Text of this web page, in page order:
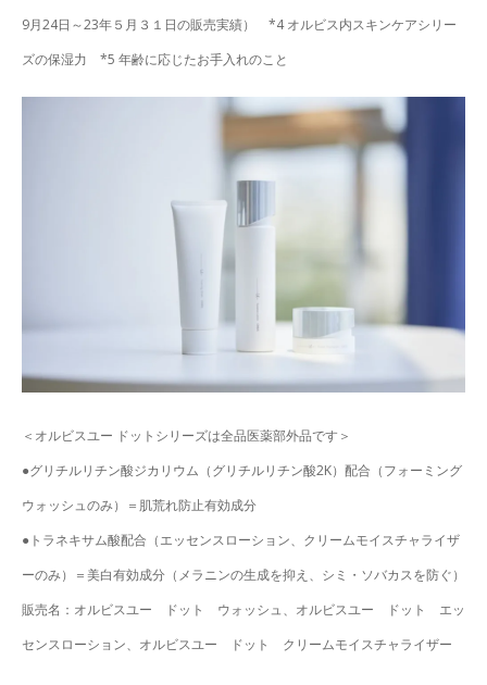
9月24日～23年５月３１日の販売実績） *4 オルビス内スキンケアシリー
ズの保湿力 *5 年齢に応じたお手入れのこと
＜オルビスユー ドットシリーズは全品医薬部外品です＞
●グリチルリチン酸ジカリウム（グリチルリチン酸2K）配合（フォーミング
ウォッシュのみ）＝肌荒れ防止有効成分
●トラネキサム酸配合（エッセンスローション、クリームモイスチャライザ
ーのみ）＝美白有効成分（メラニンの生成を抑え、シミ・ソバカスを防ぐ）
販売名：オルビスユー ドット ウォッシュ、オルビスユー ドット エッ
センスローション、オルビスユー ドット クリームモイスチャライザー